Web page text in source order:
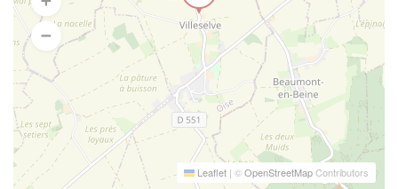
Leaflet | ©OpenStreetMapContributors